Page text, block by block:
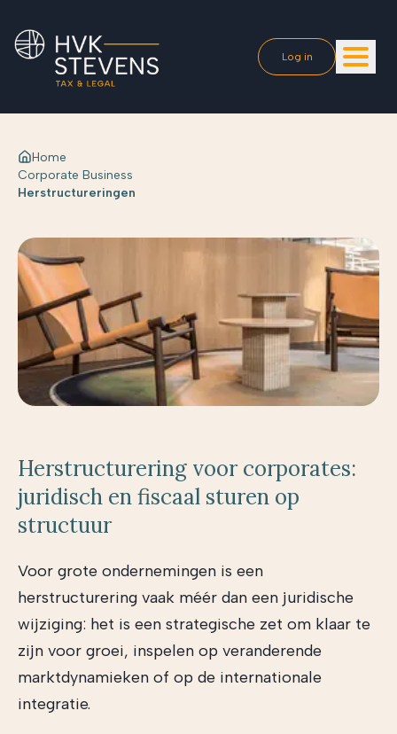
Log in
Home
Corporate Business
Herstructureringen
Herstructurering voor corporates:
juridisch en fiscaal sturen op
structuur
Voor grote ondernemingen is een
herstructurering vaak méér dan een juridische
wijziging: het is een strategische zet om klaar te
zijn voor groei, inspelen op veranderende
marktdynamieken of op de internationale
integratie.